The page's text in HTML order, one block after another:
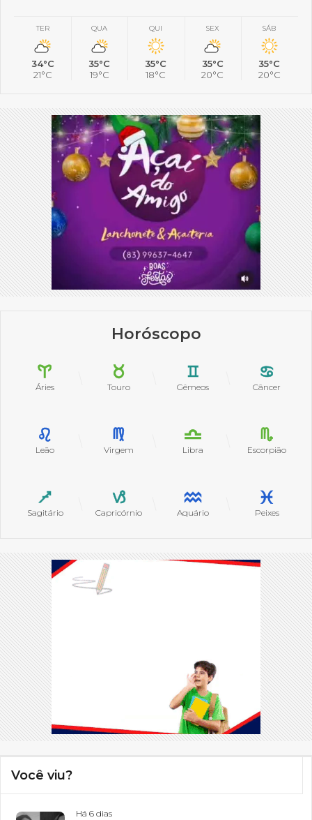
TER
34°C
21°C
QUA
35°C
19°C
QUI
35°C
18°C
SEX
35°C
20°C
SÁB
35°C
20°C
Horóscopo
Áries Touro Gêmeos Câncer
Leão Virgem Libra Escorpião
Sagitário Capricórnio Aquário Peixes
Você viu?
Há 6 dias